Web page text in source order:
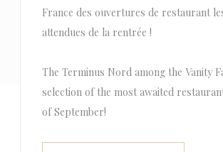
France des ouvertures de restaurant
attendues de la rentrée !
The Terminus Nord among the Vanity
selection of the most awaited
of September!